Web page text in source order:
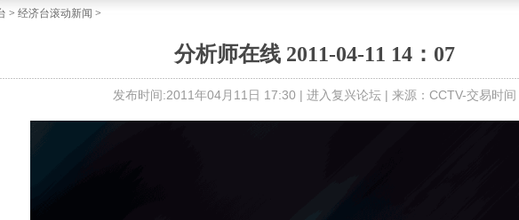
> 经济台滚动新闻 >
分析师在线 2011-04-11 14：07
发布时间:2011年04月11日 17:30 | 进入复兴论坛 | 来源：CCTV-交易时间